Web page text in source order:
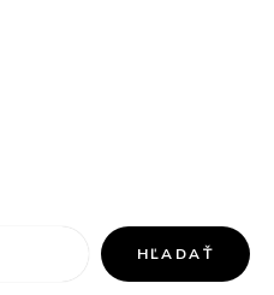
HĽADAŤ